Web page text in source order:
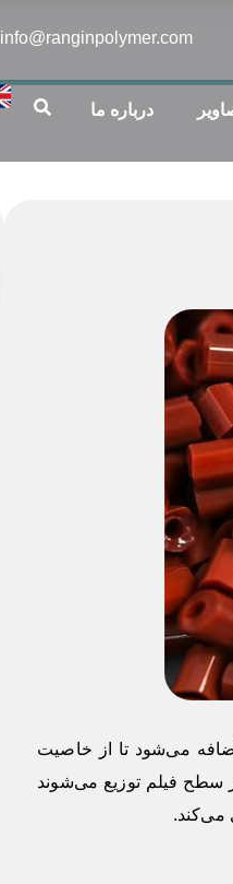
درباره ما
info@ranginpolymer.com
می‌شود تا از خاصیت
سطح فیلم توزیع می‌شوند
می‌کند.